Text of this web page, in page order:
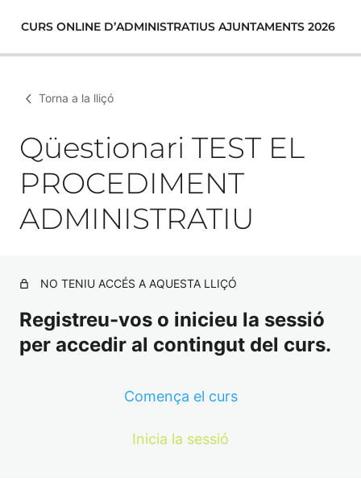
CURS ONLINE D’ADMINISTRATIUS AJUNTAMENTS 2026
Torna a la lliçó
Qüestionari TEST EL
PROCEDIMENT
ADMINISTRATIU
NO TENIU ACCÉS A AQUESTA LLIÇÓ
Registreu-vos o inicieu la sessió
per accedir al contingut del curs.
Comença el curs
Inicia la sessió